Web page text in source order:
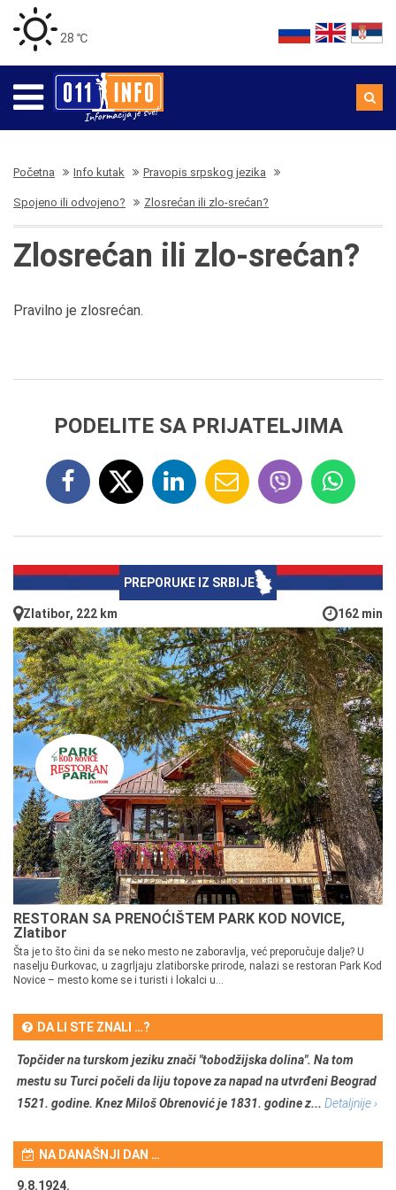
28 ℃
Početna Info kutak Pravopis srpskog jezika
Spojeno ili odvojeno? Zlosrećan ili zlo-srećan?
Zlosrećan ili zlo-srećan?
Pravilno je zlosrećan.
PODELITE SA PRIJATELJIMA
PREPORUKE IZ SRBIJE
Zlatibor, 222 km 162 min
RESTORAN SA PRENOĆIŠTEM PARK KOD NOVICE,
Zlatibor
Šta je to što čini da se neko mesto ne zaboravlja, već preporučuje dalje? U
naselju Đurkovac, u zagrljaju zlatiborske prirode, nalazi se restoran Park Kod
Novice – mesto kome se i turisti i lokalci u...
DA LI STE ZNALI …?
Topčider na turskom jeziku znači "tobodžijska dolina". Na tom
mestu su Turci počeli da liju topove za napad na utvrđeni Beograd
1521. godine. Knez Miloš Obrenović je 1831. godine z... Detaljnije ›
NA DANAŠNJI DAN …
9.8.1924.